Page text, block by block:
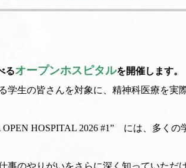
るオープンホスピタルを開催します。
学生の皆さんを対象に、精神科医療を実
HOSPITAL 2026 #1” には、多く
事のやりがいをさらに深く知っていただ